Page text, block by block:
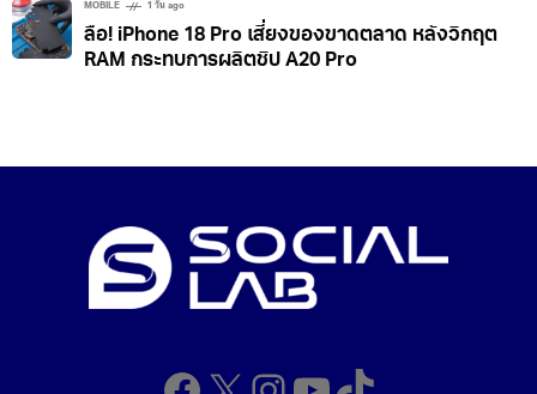
MOBILE 1 วัน ago
ลือ! iPhone 18 Pro เสี่ยงของขาดตลาด หลังวิกฤต
RAM กระทบการผลิตชิป A20 Pro